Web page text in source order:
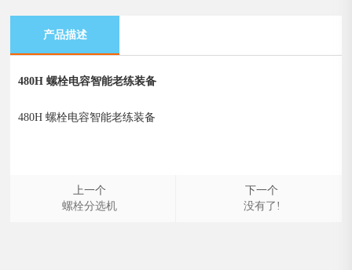
产品描述
480H 螺栓电容智能老练装备
480H 螺栓电容智能老练装备
上一个
螺栓分选机
下一个
没有了!